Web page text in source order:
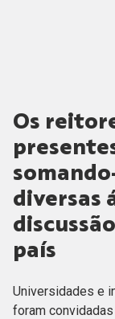
Os
diversas
país
Universidades e
foram